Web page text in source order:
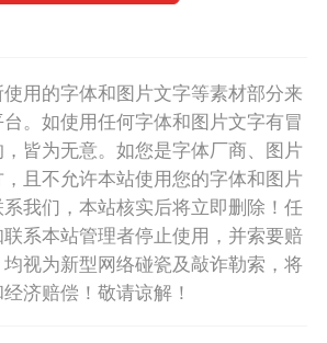
用的字体和图片文字等素材部分来
。如使用任何字体和图片文字有冒
皆为无意。如您是字体厂商、图片
且不允许本站使用您的字体和图片
我们，本站核实后将立即删除！任
系本站管理者停止使用，并索要赔
视为新型网络碰瓷及敲诈勒索，将
济赔偿！敬请谅解！